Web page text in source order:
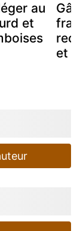
au
et
et